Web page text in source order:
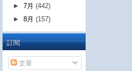
►7月(442)
►8月(157)
訂閱
文章